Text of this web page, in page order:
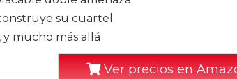
su cuartel
mucho más allá
Ver precios en